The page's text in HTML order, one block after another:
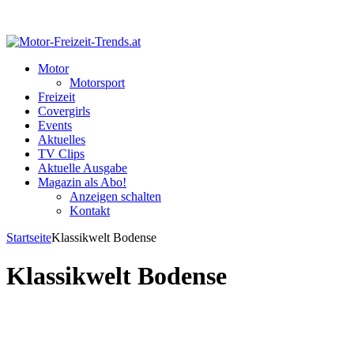
Motor
Motorsport
Freizeit
Covergirls
Events
Aktuelles
TV Clips
Aktuelle Ausgabe
Magazin als Abo!
Anzeigen schalten
Kontakt
StartseiteKlassikwelt Bodense
Klassikwelt Bodense